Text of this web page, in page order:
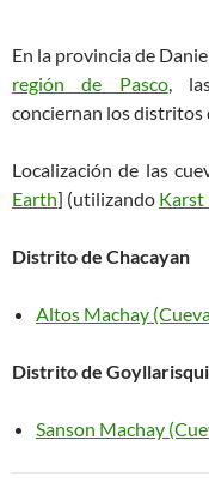
En la provincia de
región de Pasco,
conciernan los distritos
Localización de las
Earth] (utilizando Karst
Distrito de Chacayan
Altos Machay
Distrito de
Sanson Machay